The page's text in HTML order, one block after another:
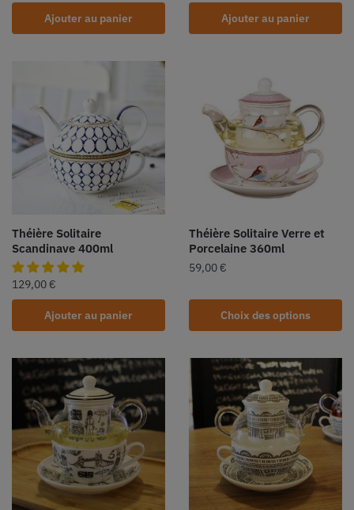
Ajouter au panier Ajouter au panier
Théière Solitaire
Scandinave 400ml
129,00 €
Ajouter au panier
Théière Solitaire Verre et
Porcelaine 360ml
59,00 €
Choix des options